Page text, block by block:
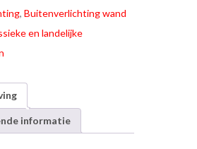
, Buitenverlichting wand
en landelijke
informatie